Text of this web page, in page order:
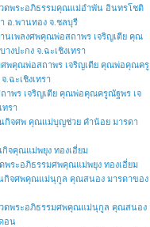
วดพระอภิธรรมคุณแม่อำพัน อินทรโชติ
อ.พานทอง จ.ชลบุรี
นเพลงศพคุณพ่อสถาพร เจริญเตีย คุณ
งปะกง จ.ฉะเชิงเทรา
ศพคุณพ่อสถาพร เจริญเตีย คุณพ่อคุณครู
.ฉะเชิงเทรา
าพร เจริญเตีย คุณพ่อคุณครูณัฐพร เจ
ทรา
นกิจศพ คุณแม่บุญช่วย คำน้อย มารดา
กิจคุณแม่พยุง ทองเอี่ยม
พระอภิธรรมศพคุณแม่พยุง ทองเอี่ยม
นกิจศพคุณแม่นุกูล คุณสนอง มารดาของ
วดพระอภิธรรมศพคุณแม่นุกูล คุณสนอง
อน